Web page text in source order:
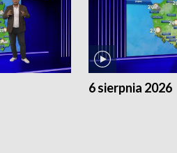
6 sierpnia 2026